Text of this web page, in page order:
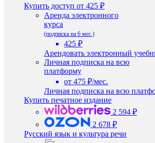
Купить доступ от 425 ₽
Аренда электронного
курса
(подписка на 6 мес.)
425 ₽
Арендовать электронный
Личная подписка на всю
платформу
от 475 ₽/мес.
Личная подписка на всю
Купить печатное издание
2 594 ₽
2 678 ₽
Русский язык и культура речи